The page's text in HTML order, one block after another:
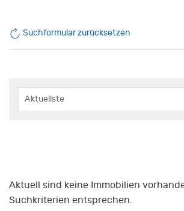
Suchformular zurücksetzen
Aktuell sind keine Immobilien
Suchkriterien entsprechen.